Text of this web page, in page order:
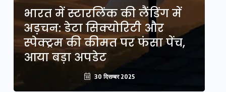
भारत में स्टारलिंक की लैंडिंग में
अड़चन: डेटा सिक्योरिटी और
स्पेक्ट्रम की कीमत पर फंसा पेंच,
आया बड़ा अपडेट
30 दिसम्बर 2025